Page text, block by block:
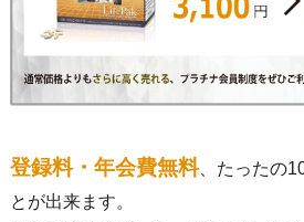
登録料・年会費無料、たったの
とが出来ます。